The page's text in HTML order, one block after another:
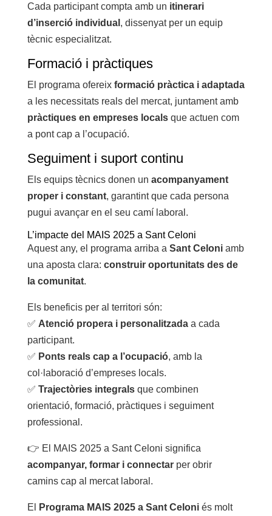
Cada participant compta amb un itinerari
d’inserció individual , dissenyat per un equip
tècnic especialitzat.
Formació i pràctiques
El programa ofereix formació pràctica i adaptada
a les necessitats reals del mercat, juntament amb
pràctiques en empreses localsque actuen com
a pont cap a l’ocupació.
Seguiment i suport continu
Els equips tècnics donen un acompanyament
proper i constant, garantint que cada persona
pugui avançar en el seu camí laboral.
L’impacte del MAIS 2025 a Sant Celoni
Aquest any, el programa arriba a Sant Celoniamb
una aposta clara: construir oportunitats des de
la comunitat.
Els beneficis per al territori són:
✅ Atenció propera i personalitzadaa cada
participant.
✅ Ponts reals cap a l’ocupació, amb la
col·laboració d’empreses locals.
✅ Trajectòries integralsque combinen
orientació, formació, pràctiques i seguiment
professional.
👉 El MAIS 2025 a Sant Celoni significa
acompanyar, formar i connectarper obrir
camins cap al mercat laboral.
El Programa MAIS 2025 a Sant Celoniés molt